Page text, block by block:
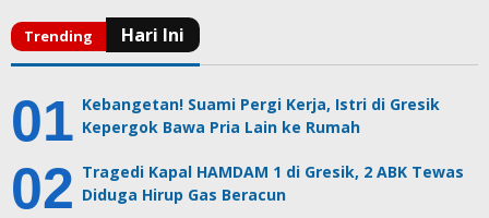
Kebangetan! Suami Pergi Kerja, Istri di Gresik
Kepergok Bawa Pria Lain ke Rumah
Tragedi Kapal HAMDAM 1 di Gresik, 2 ABK Tewas
Diduga Hirup Gas Beracun